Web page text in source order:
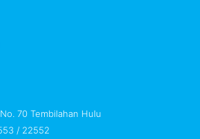
70 Tembilahan Hulu
/ 22552